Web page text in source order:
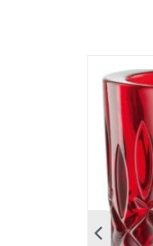
An toàn
dụng.
Không
bạn
cách bài